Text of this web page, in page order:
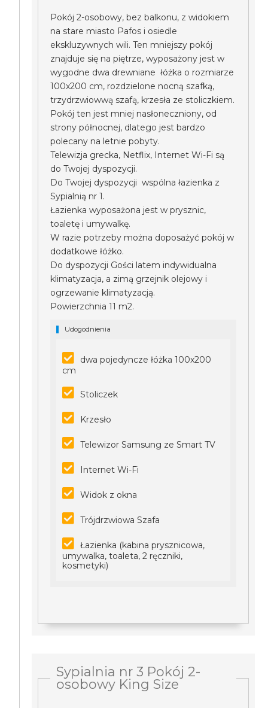
Pokój 2-osobowy, bez balkonu, z widokiem
na stare miasto Pafos i osiedle
ekskluzywnych wili. Ten mniejszy pokój
znajduje się na piętrze, wyposażony jest w
wygodne dwa drewniane łóżka o rozmiarze
100x200 cm, rozdzielone nocną szafką,
trzydrzwiowwą szafą, krzesła ze stoliczkiem.
Pokój ten jest mniej nasłoneczniony, od
strony północnej, dlatego jest bardzo
polecany na letnie pobyty.
Telewizja grecka, Netflix, Internet Wi-Fi są
do Twojej dyspozycji.
Do Twojej dyspozycji wspólna łazienka z
Sypialnią nr 1.
Łazienka wyposażona jest w prysznic,
toaletę i umywalkę.
W razie potrzeby można doposażyć pokój w
dodatkowe łóżko.
Do dyspozycji Gości latem indywidualna
klimatyzacja, a zimą grzejnik olejowy i
ogrzewanie klimatyzacją.
Powierzchnia 11 m2.
Udogodnienia
dwa pojedyncze łóżka 100x200
cm
Stoliczek
Krzesło
Telewizor Samsung ze Smart TV
Internet Wi-Fi
Widok z okna
Trójdrzwiowa Szafa
Łazienka (kabina prysznicowa,
umywalka, toaleta, 2 ręczniki,
kosmetyki)
Sypialnia nr 3 Pokój 2-
osobowy King Size